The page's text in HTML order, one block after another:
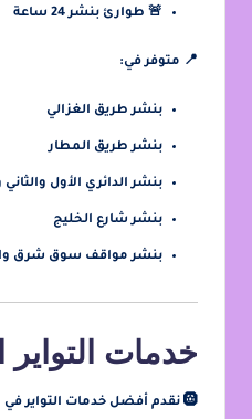
🚨 طوارئ بنشر 24 ساعة
📍 متوفر في:
بنشر طريق الغزالي
بنشر طريق المطار
بنشر الدائري الأول والثاني
بنشر شارع الخليج
بنشر مواقف سوق شرق
خدمات التواير
🛞 نقدم أفضل خدمات التواير في الكويت: